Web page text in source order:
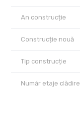
An construcție
Construcție nouă
Tip construcție
Număr etaje clădire